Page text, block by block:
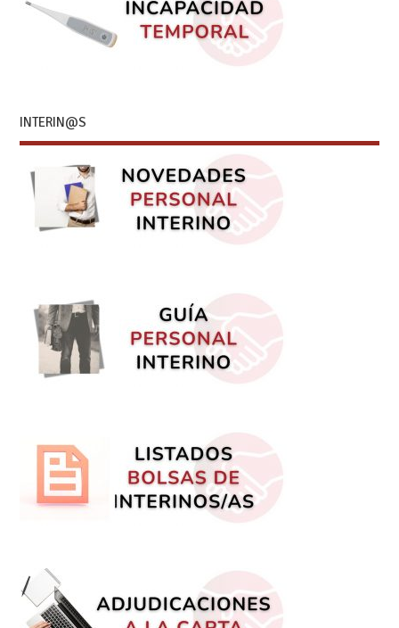
INTERIN@S